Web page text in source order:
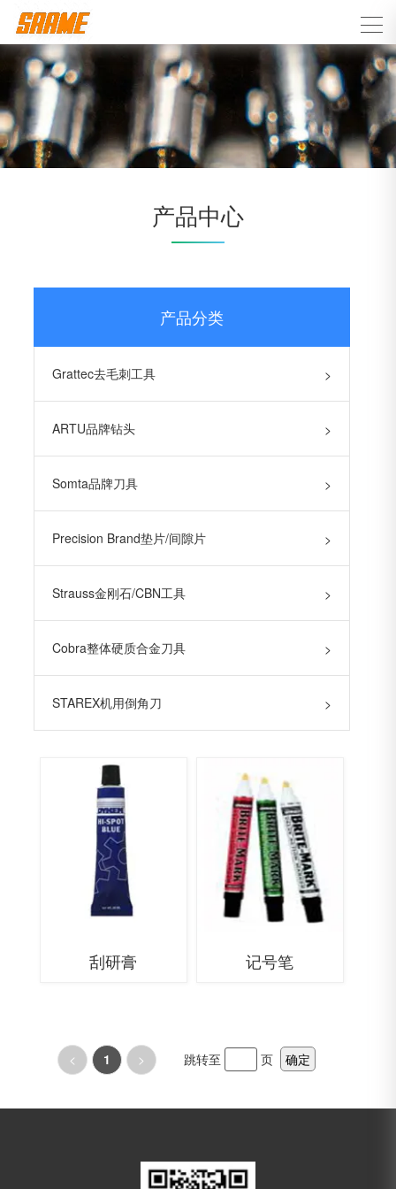
产品中心
产品分类
Grattec去毛刺工具 >
ARTU品牌钻头 >
Somta品牌刀具 >
Precision Brand垫片/间隙片 >
Strauss金刚石/CBN工具 >
Cobra整体硬质合金刀具 >
STAREX机用倒角刀 >
刮研膏 记号笔
< 1 > 跳转至 页 确定